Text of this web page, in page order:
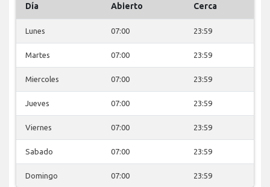
Día Abierto Cerca
Lunes 07:00 23:59
Martes 07:00 23:59
Miercoles 07:00 23:59
Jueves 07:00 23:59
Viernes 07:00 23:59
Sabado 07:00 23:59
Domingo 07:00 23:59